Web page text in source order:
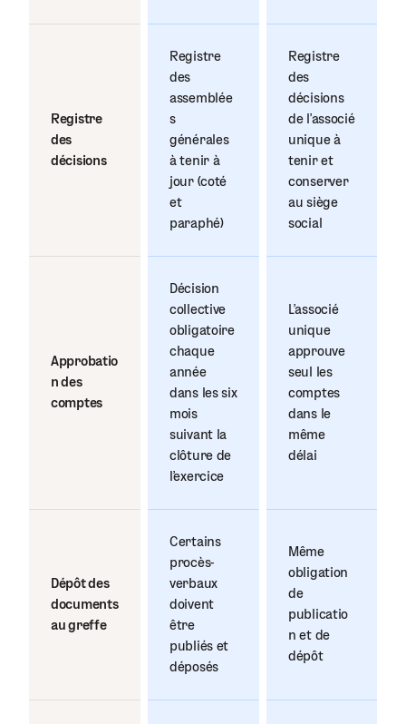
Registre
des
décisions
Registre
des
assemblée
s
générales
à tenir à
jour (coté
et
paraphé)
Registre
des
décisions
de l’associé
unique à
tenir et
conserver
au siège
social
Approbatio
n des
comptes
Décision
collective
obligatoire
chaque
année
dans les six
mois
suivant la
clôture de
l’exercice
L’associé
unique
approuve
seul les
comptes
dans le
même
délai
Dépôt des
documents
au greffe
Certains
procès-
verbaux
doivent
être
publiés et
déposés
Même
obligation
de
publicatio
n et de
dépôt